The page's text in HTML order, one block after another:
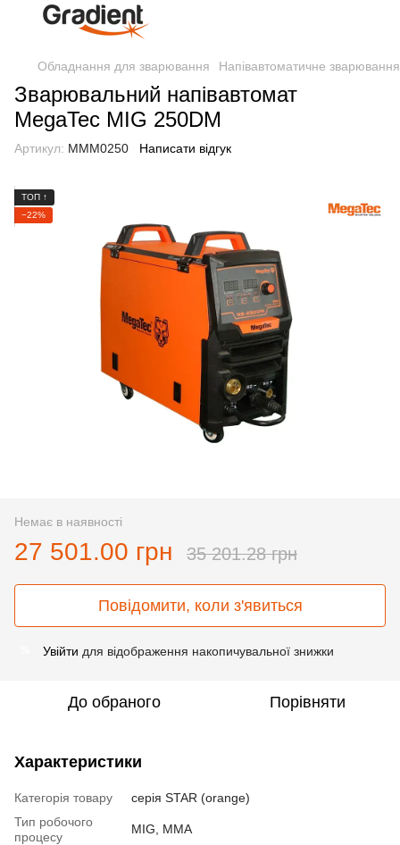
Обладнання для зварювання Напівавтоматичне
Зварювальний напівавтомат
MegaTec MIG 250DM
Артикул: MMM0250 Написати відгук
ТОП ↑
−22%
Немає в наявності
27 501.00 грн 35 201.28 грн
Повідомити, коли з'явиться
Увійти для відображення накопичувальної знижки
До обраного Порівняти
Характеристики
Категорія товару
серія STAR (orange)
Тип робочого
процесу
MIG, MMA